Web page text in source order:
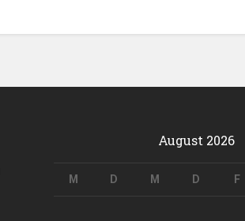
August 2026
M D M D F